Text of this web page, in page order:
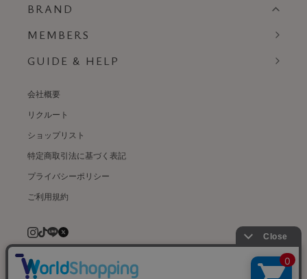
BRAND
MEMBERS
GUIDE & HELP
会社概要
リクルート
ショップリスト
特定商取引法に基づく表記
プライバシーポリシー
ご利用規約
© weardept co.,ltd. All rights reserved.